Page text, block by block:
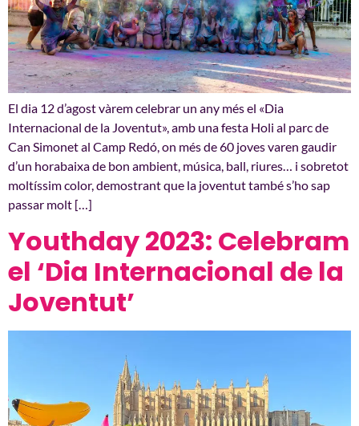
El dia 12 d’agost vàrem celebrar un any més el «Dia
Internacional de la Joventut», amb una festa Holi al parc de
Can Simonet al Camp Redó, on més de 60 joves varen gaudir
d’un horabaixa de bon ambient, música, ball, riures… i sobretot
moltíssim color, demostrant que la joventut també s’ho sap
passar molt […]
Youthday 2023: Celebram
el ‘Dia Internacional de la
Joventut’